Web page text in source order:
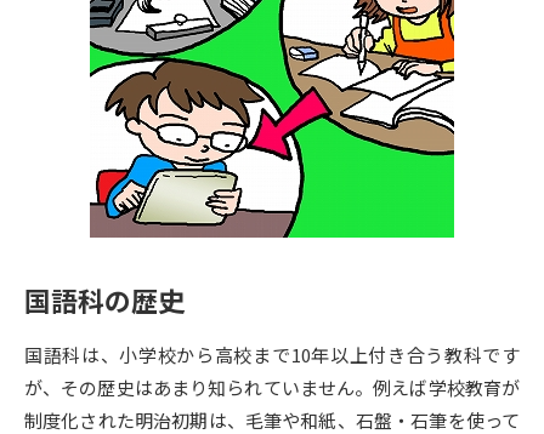
専門学校の資料請求 大学院の資料請求
留学・進学関連、塾・予備校
大学入学共通テスト「受験案
内」の請求
大学入学共通テスト「受験上の
配慮案内」の請求
高等学校卒業程度認定試験
高等学校（情報）教員資格認定
大学研究 大学検索
国語科の歴史
国語科は、小学校から高校まで10年以上付き合う教科です
が、その歴史はあまり知られていません。例えば学校教育が
制度化された明治初期は、毛筆や和紙、石盤・石筆を使って